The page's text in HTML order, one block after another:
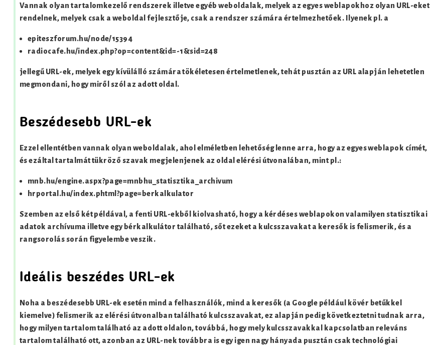
Vannak olyan tartalomkezelő rendszerek illetve egyéb weboldalak, melyek az egyes weblapokhoz olyan URL-eket
rendelnek, melyek csak a weboldal fejlesztője, csak a rendszer számára értelmezhetőek. Ilyenek pl. a
epiteszforum.hu/node/15394
radiocafe.hu/index.php?op=content&id=-1&sid=248
jellegű URL-ek, melyek egy kívülálló számára tökéletesen értelmetlenek, tehát pusztán az URL alapján lehetetlen
megmondani, hogy miről szól az adott oldal.
Beszédesebb URL-ek
Ezzel ellentétben vannak olyan weboldalak, ahol elméletben lehetőség lenne arra, hogy az egyes weblapok címét,
és ezáltal tartalmát tükröző szavak megjelenjenek az oldal elérési útvonalában, mint pl.:
mnb.hu/engine.aspx?page=mnbhu_statisztika_archivum
hrportal.hu/index.phtml?page=berkalkulator
Szemben az első két példával, a fenti URL-ekből kiolvasható, hogy a kérdéses weblapokon valamilyen statisztikai
adatok archívuma illetve egy bérkalkulátor található, sőt ezeket a kulcsszavakat a keresők is felismerik, és a
rangsorolás során figyelembe veszik.
Ideális beszédes URL-ek
Noha a beszédesebb URL-ek esetén mind a felhasználók, mind a keresők (a Google például kövér betűkkel
kiemelve) felismerik az elérési útvonalban található kulcsszavakat, ez alapján pedig következtetni tudnak arra,
hogy milyen tartalom található az adott oldalon, továbbá, hogy mely kulcsszavakkal kapcsolatban releváns
tartalom található ott, azonban az URL-nek továbbra is egy igen nagy hányada pusztán csak technológiai